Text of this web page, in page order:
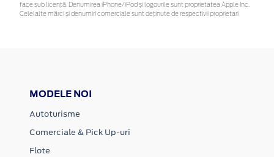
face sub licență. Denumirea iPhone/iPod și logourile sunt proprietatea Apple Inc.
Celelalte mărci și denumiri comerciale sunt deținute de respectivii proprietari
MODELE NOI
Autoturisme
Comerciale & Pick Up-uri
Flote